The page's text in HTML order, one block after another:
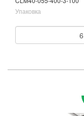
Упаковка